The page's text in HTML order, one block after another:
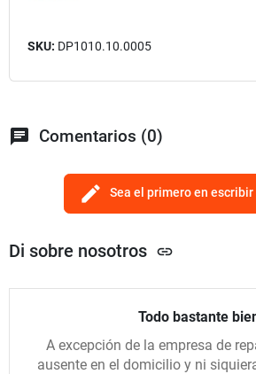
SKU: DP1010.10.0005
chat Comentarios (0)
edit Sea el primero en escribir
Di sobre nosotros link
Todo bastante
A excepción de la empresa de
ausente en el domicilio y ni